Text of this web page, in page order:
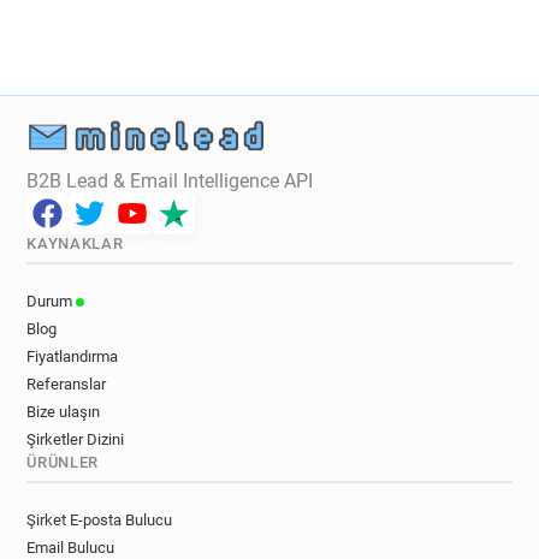
B2B Lead & Email Intelligence API
KAYNAKLAR
Durum
Blog
Fiyatlandırma
Referanslar
Bize ulaşın
Şirketler Dizini
ÜRÜNLER
Şirket E-posta Bulucu
Email Bulucu